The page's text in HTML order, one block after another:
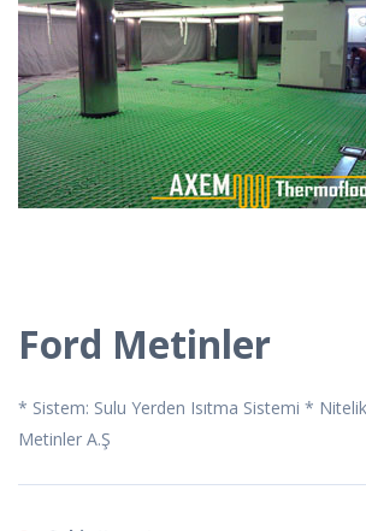
Ford Metinler
* Sistem: Sulu Yerden Isıtma Sistemi *
Metinler A.Ş